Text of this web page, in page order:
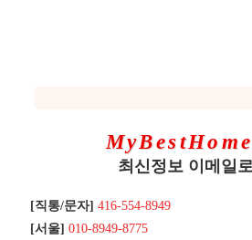
최신정보 이메일
[직통/문자] 416-554-8949
[서울] 010-8949-8775